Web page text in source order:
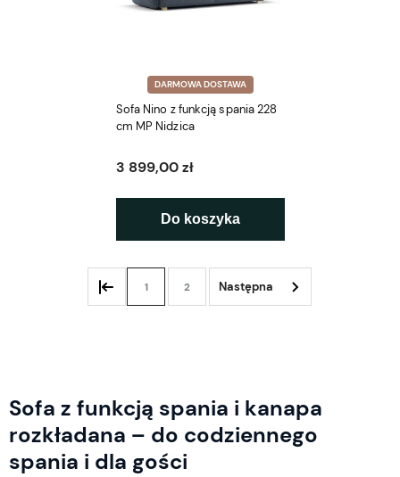
DARMOWA DOSTAWA
Sofa Nino z funkcją spania 228
cm MP Nidzica
3 899,00 zł
Do koszyka
1 2
Sofa z funkcją spania i kanapa
rozkładana – do codziennego
spania i dla gości